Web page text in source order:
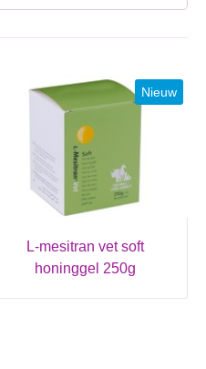
Nieuw
l-mesitran vet soft
honinggel 250g